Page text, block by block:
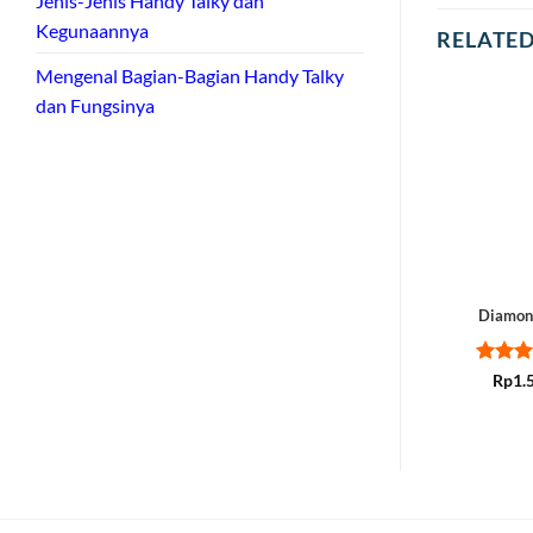
Kegunaannya
Mengenal Bagian-Bagian Handy Talky
dan Fungsinya
Rated
Rp